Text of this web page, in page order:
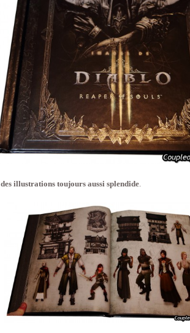
des illustrations toujours aussi splendide